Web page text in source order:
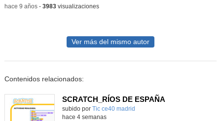
-hace 9 años- 3983visualizaciones
Ver más del mismo autor
Contenidos relacionados:
SCRATCH_RÍOS DE ESPAÑA
subido por Tic ce40 madrid
hace 4 semanas